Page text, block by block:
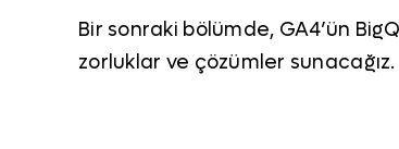
Bir sonraki bölümde, GA4’ün
zorluklar ve çözümler sunacağız.